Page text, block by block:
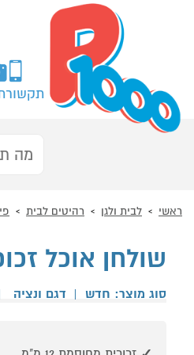
ראשי לבית ולגן רהיטים לבית
שולחן אוכל זכוכית עגול 120 ס"מ
סוג מוצר: חדש | דגם ונציה